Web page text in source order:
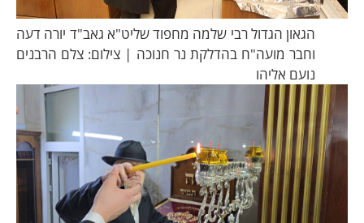
הגאון הגדול רבי שלמה מחפוד שליט"א גאב"ד יורה דעה
וחבר מועה"ח בהדלקת נר חנוכה | צילום: צלם הרבנים
נועם אליהו